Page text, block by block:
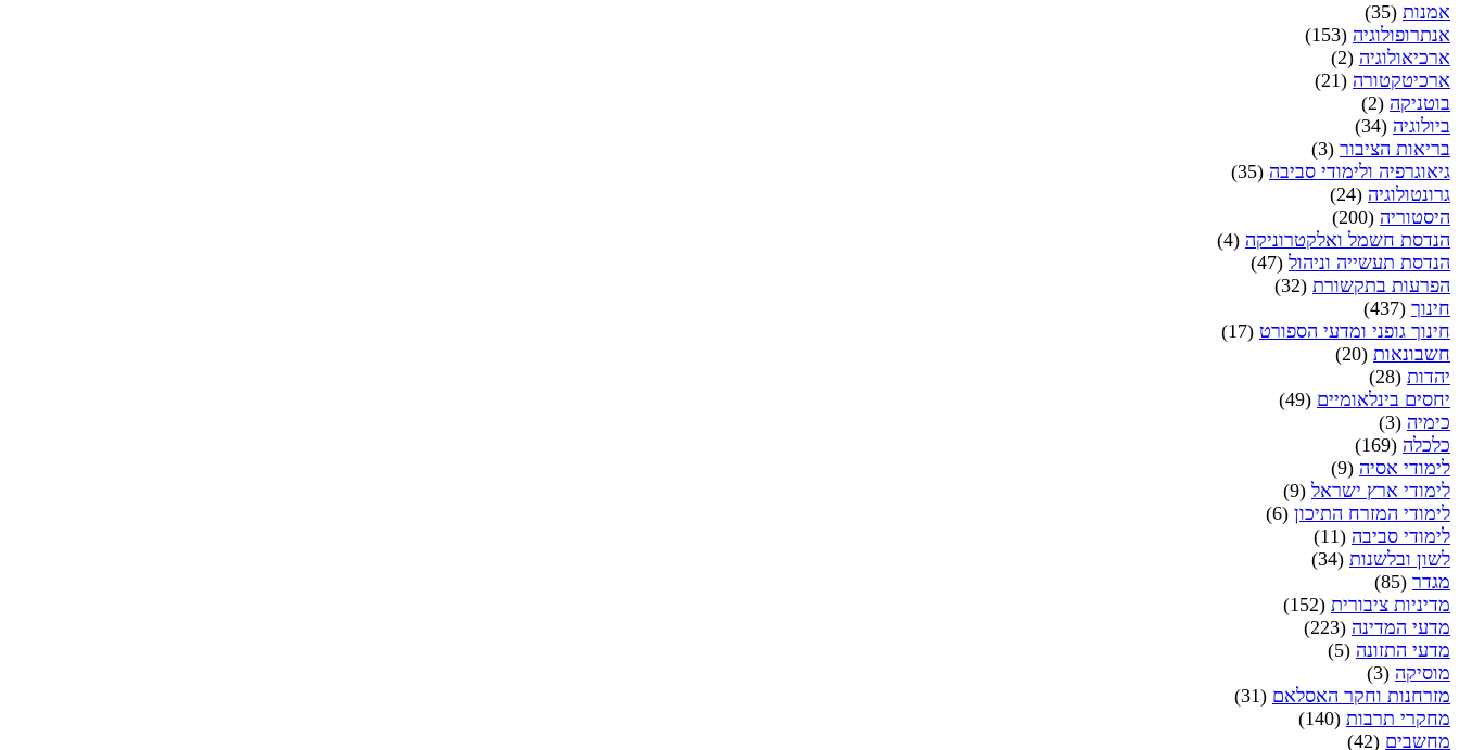
אמנות (35)
אנתרופולוגיה (153)
ארכיאולוגיה (2)
ארכיטקטורה (21)
בוטניקה (2)
ביולוגיה (34)
בריאות הציבור (3)
גיאוגרפיה ולימודי סביבה (35)
גרונטולוגיה (24)
היסטוריה (200)
הנדסת חשמל ואלקטרוניקה (4)
הנדסת תעשייה וניהול (47)
הפרעות בתקשורת (32)
חינוך (437)
חינוך גופני ומדעי הספורט (17)
חשבונאות (20)
יהדות (28)
יחסים בינלאומיים (49)
כימיה (3)
כלכלה (169)
לימודי אסיה (9)
לימודי ארץ ישראל (9)
לימודי המזרח התיכון (6)
לימודי סביבה (11)
לשון ובלשנות (34)
מגדר (85)
מדיניות ציבורית (152)
מדעי המדינה (223)
מדעי התזונה (5)
מוסיקה (3)
מזרחנות וחקר האסלאם (31)
מחקרי תרבות (140)
מחשבים (42)